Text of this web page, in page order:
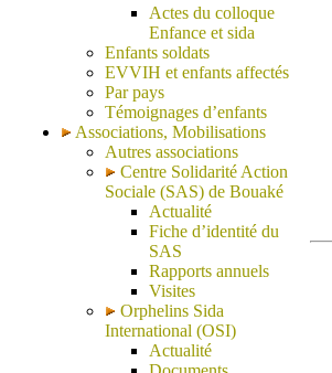
Actes du colloque
Enfance et sida
Enfants soldats
EVVIH et enfants affectés
Par pays
Témoignages d’enfants
Associations, Mobilisations
Autres associations
Centre Solidarité Action
Sociale (SAS) de Bouaké
Actualité
Fiche d’identité du
SAS
Rapports annuels
Visites
Orphelins Sida
International (OSI)
Actualité